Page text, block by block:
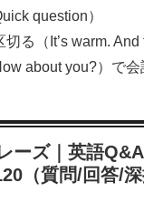
question）
る（It’s warm. And
about you?）で会
ーズ｜英語
（質問/回答/